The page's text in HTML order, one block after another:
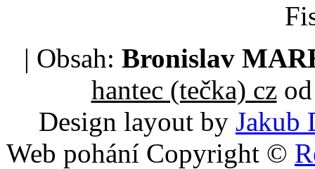
| Obsah: Bronislav
hantec (tečka) czod
Design layout by Jakub
Web pohání Copyright ©